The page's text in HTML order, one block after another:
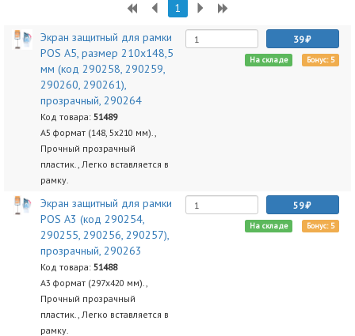
1
Экран защитный для рамки
POS А5, размер 210х148,5
мм (код 290258, 290259,
290260, 290261),
прозрачный, 290264
Код товара: 51489
А5 формат (148, 5х210 мм).,
Прочный прозрачный
пластик., Легко вставляется в
рамку.
39
На складе Бонус: 5
Экран защитный для рамки
POS А3 (код 290254,
290255, 290256, 290257),
прозрачный, 290263
Код товара: 51488
А3 формат (297х420 мм).,
Прочный прозрачный
пластик., Легко вставляется в
рамку.
59
На складе Бонус: 5